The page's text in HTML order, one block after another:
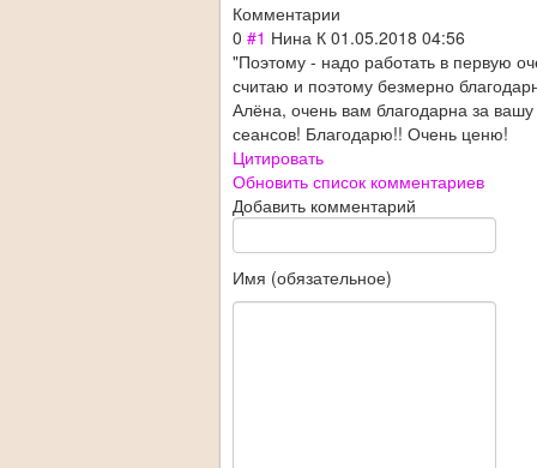
Комментарии
0 #1 Нина К 01.05.2018 04:56
"Поэтому - надо работать в первую
считаю и поэтому безмерно
Алёна, очень вам благодарна за
сеансов! Благодарю!! Очень ценю!
Цитировать
Обновить список комментариев
Добавить комментарий
Имя (обязательное)